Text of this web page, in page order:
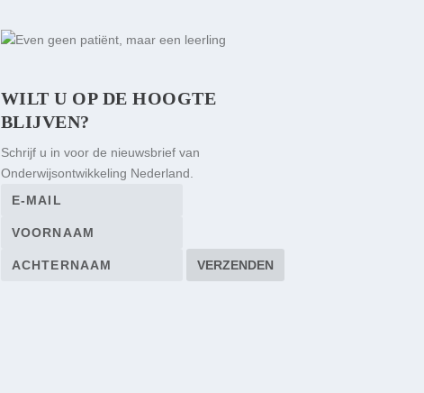
WILT U OP DE HOOGTE
BLIJVEN?
Schrijf u in voor de nieuwsbrief van
Onderwijsontwikkeling Nederland.